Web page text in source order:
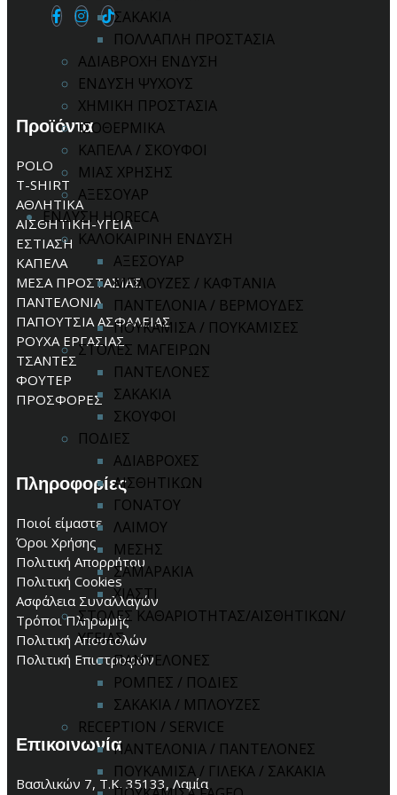
ΣΑΚΑΚΙΑ
ΠΟΛΛΑΠΛΗ ΠΡΟΣΤΑΣΙΑ
ΑΔΙΑΒΡΟΧΗ ΕΝΔΥΣΗ
ΕΝΔΥΣΗ ΨΥΧΟΥΣ
ΧΗΜΙΚΗ ΠΡΟΣΤΑΣΙΑ
ΙΣΟΘΕΡΜΙΚΑ
ΚΑΠΕΛΑ / ΣΚΟΥΦΟΙ
ΜΙΑΣ ΧΡΗΣΗΣ
ΑΞΕΣΟΥΑΡ
ΕΝΔΥΣΗ HORECA
ΚΑΛΟΚΑΙΡΙΝΗ ΕΝΔΥΣΗ
ΑΞΕΣΟΥΑΡ
ΜΠΛΟΥΖΕΣ / ΚΑΦΤΑΝΙΑ
ΠΑΝΤΕΛΟΝΙΑ / ΒΕΡΜΟΥΔΕΣ
ΠΟΥΚΑΜΙΣΑ / ΠΟΥΚΑΜΙΣΕΣ
ΣΤΟΛΕΣ ΜΑΓΕΙΡΩΝ
ΠΑΝΤΕΛΟΝΕΣ
ΣΑΚΑΚΙΑ
ΣΚΟΥΦΟΙ
ΠΟΔΙΕΣ
ΑΔΙΑΒΡΟΧΕΣ
ΑΙΣΘΗΤΙΚΩΝ
ΓΟΝΑΤΟΥ
ΛΑΙΜΟΥ
ΜΕΣΗΣ
ΣΑΜΑΡΑΚΙΑ
ΧΙΑΣΤΙ
ΣΤΟΛΕΣ ΚΑΘΑΡΙΟΤΗΤΑΣ/ΑΙΣΘΗΤΙΚΩΝ/
ΥΓΕΙΑΣ
ΠΑΝΤΕΛΟΝΕΣ
ΡΟΜΠΕΣ / ΠΟΔΙΕΣ
ΣΑΚΑΚΙΑ / ΜΠΛΟΥΖΕΣ
RECEPTION / SERVICE
ΠΑΝΤΕΛΟΝΙΑ / ΠΑΝΤΕΛΟΝΕΣ
ΠΟΥΚΑΜΙΣΑ / ΓΙΛΕΚΑ / ΣΑΚΑΚΙΑ
Προϊόντα
POLO
T-SHIRT
ΑΘΛΗΤΙΚΑ
ΑΙΣΘΗΤΙΚΗ-ΥΓΕΙΑ
ΕΣΤΙΑΣΗ
ΚΑΠΕΛΑ
ΜΕΣΑ ΠΡΟΣΤΑΣΙΑΣ
ΠΑΝΤΕΛΟΝΙΑ
ΠΑΠΟΥΤΣΙΑ ΑΣΦΑΛΕΙΑΣ
ΡΟΥΧΑ ΕΡΓΑΣΙΑΣ
ΤΣΑΝΤΕΣ
ΦΟΥΤΕΡ
ΠΡΟΣΦΟΡΕΣ
Πληροφορίες
Ποιοί είμαστε
Όροι Χρήσης
Πολιτική Απορρήτου
Πολιτική Cookies
Ασφάλεια Συναλλαγών
Τρόποι Πληρωμής
Πολιτική Αποστολών
Πολιτική Επιστροφών
Επικοινωνία
Βασιλικών 7, Τ.Κ. 35133, Λαμία